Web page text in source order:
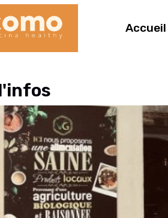
Accueil